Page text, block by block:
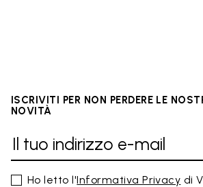
ISCRIVITI PER NON PERDERE LE
NOVITÀ
Ho letto l'Informativa Privacy di